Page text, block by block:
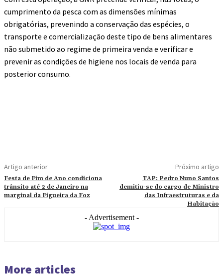
cumprimento da pesca com as dimensões mínimas
obrigatórias, prevenindo a conservação das espécies, o
transporte e comercialização deste tipo de bens alimentares
não submetido ao regime de primeira venda e verificar e
prevenir as condições de higiene nos locais de venda para
posterior consumo.
Artigo anterior
Festa de Fim de Ano condiciona
trânsito até 2 de Janeiro na
marginal da Figueira da Foz
Próximo artigo
TAP: Pedro Nuno Santos
demitiu-se do cargo de Ministro
das Infraestruturas e da
Habitação
- Advertisement -
More articles